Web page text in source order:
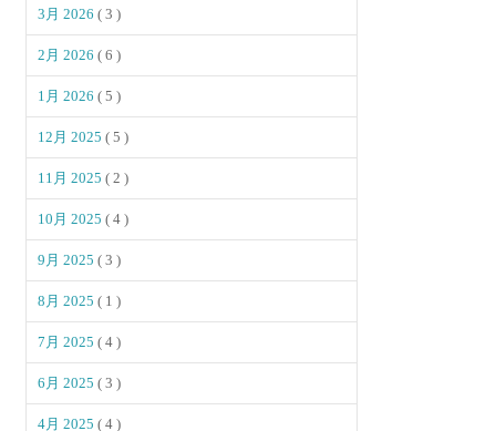
3月 2026( 3 )
2月 2026( 6 )
1月 2026( 5 )
12月 2025( 5 )
11月 2025( 2 )
10月 2025( 4 )
9月 2025( 3 )
8月 2025( 1 )
7月 2025( 4 )
6月 2025( 3 )
4月 2025( 4 )